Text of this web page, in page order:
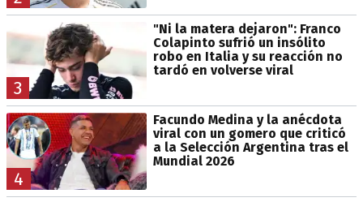
3
"Ni la matera dejaron": Franco
Colapinto sufrió un insólito
robo en Italia y su reacción no
tardó en volverse viral
4
Facundo Medina y la anécdota
viral con un gomero que criticó
a la Selección Argentina tras el
Mundial 2026